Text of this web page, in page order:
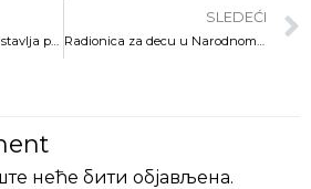
SLEDEĆI
неће бити објављена.